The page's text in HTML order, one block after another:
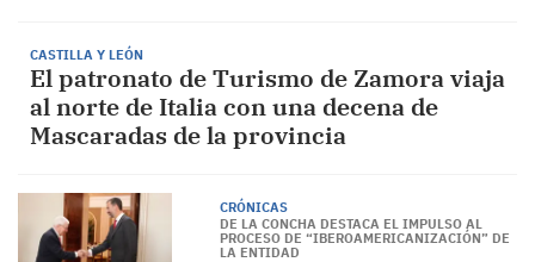
CASTILLA Y LEÓN
El patronato de Turismo de Zamora viaja
al norte de Italia con una decena de
Mascaradas de la provincia
CRÓNICAS
DE LA CONCHA DESTACA EL IMPULSO AL
PROCESO DE “IBEROAMERICANIZACIÓN” DE
LA ENTIDAD